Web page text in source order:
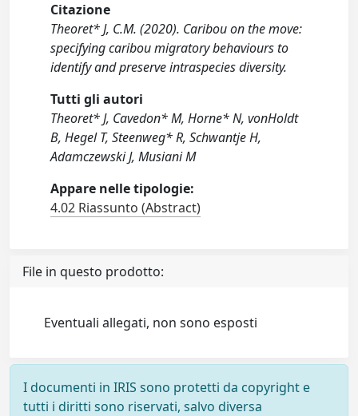
Citazione
Theoret* J, C.M. (2020). Caribou on the move:
specifying caribou migratory behaviours to
identify and preserve intraspecies diversity.
Tutti gli autori
Theoret* J, Cavedon* M, Horne* N, vonHoldt
B, Hegel T, Steenweg* R, Schwantje H,
Adamczewski J, Musiani M
Appare nelle tipologie:
4.02 Riassunto (Abstract)
File in questo prodotto:
Eventuali allegati, non sono esposti
I documenti in IRIS sono protetti da copyright e
tutti i diritti sono riservati, salvo diversa